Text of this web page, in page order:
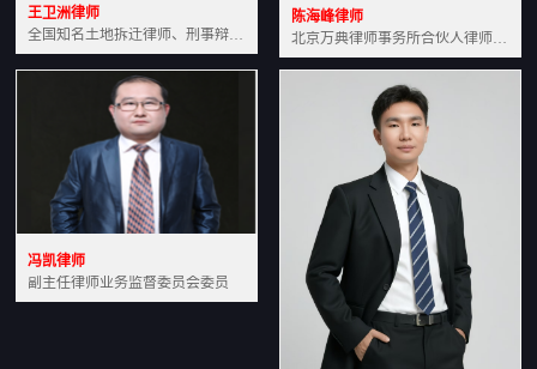
王卫洲律师
全国知名土地拆迁律师、刑事辩护律师北京万典律师事务所主任中国法学会会员北京市行政法研究会理事
陈海峰律师
北京万典律师事务所合伙人律师土地房产专业资深律师
冯凯律师
副主任律师业务监督委员会委员